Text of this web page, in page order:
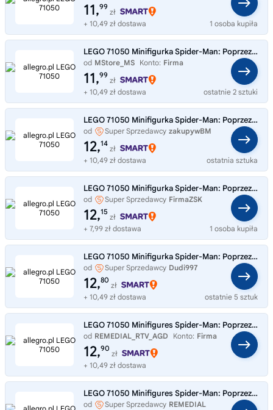
11,99
zł
+ 10,49 zł dostawa
1 osoba kupiła
LEGO 71050 Minifigurka Spider-Man: Poprzez multiwersum 1 szt losowa figurka
od MStore_MS Konto: Firma
11,99
zł
+ 10,49 zł dostawa
ostatnie 2 sztuki
LEGO 71050 Minifigurka Spider-Man: Poprzez multiwersum 1 szt losowa figurka
od Super Sprzedawcy zakupywBM
12,14
zł
+ 10,49 zł dostawa
ostatnia sztuka
LEGO 71050 Minifigurka Spider-Man: Poprzez multiwersum 1 szt losowa figurka
od Super Sprzedawcy FirmaZSK
12,15
zł
+ 7,99 zł dostawa
1 osoba kupiła
LEGO 71050 Minifigurka Spider-Man: Poprzez multiwersum 1 szt.
od Super Sprzedawcy Dudi997
12,80
zł
+ 10,49 zł dostawa
ostatnie 5 sztuk
LEGO 71050 Minifigures Spider-Man: Poprzez multiwersum
od REMEDIAL_RTV_AGD Konto: Firma
12,90
zł
+ 10,49 zł dostawa
LEGO 71050 Minifigures Spider-Man: Poprzez multiwersum
od Super Sprzedawcy REMEDIAL